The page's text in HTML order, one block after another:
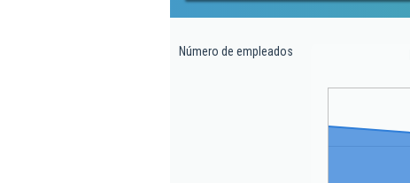
Número de empleados